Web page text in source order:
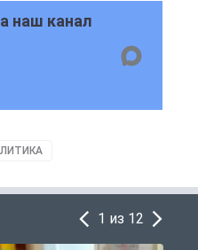
наш канал
1 из 12